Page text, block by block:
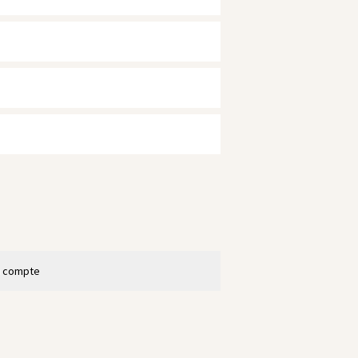
compte